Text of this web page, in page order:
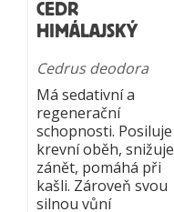
CEDR
HIMÁLAJSKÝ
Cedrus deodora
Má sedativní a
regenerační
schopnosti. Posiluje
krevní oběh, snižuje
zánět, pomáhá při
kašli. Zároveň svou
silnou vůní